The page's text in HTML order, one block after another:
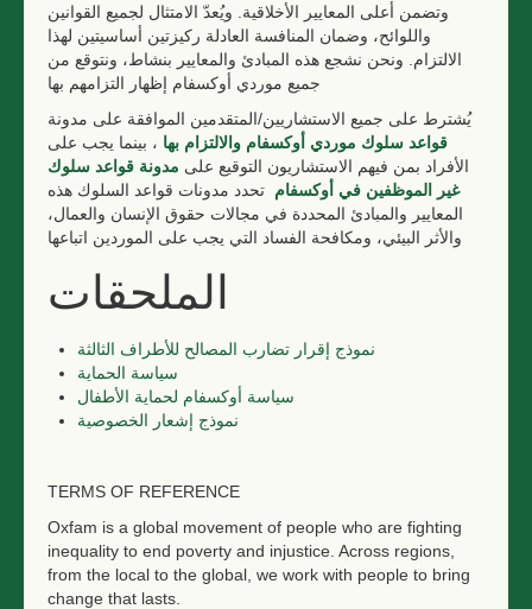
وتضمن أعلى المعايير الأخلاقية. ويُعدّ الامتثال لجميع القوانين
واللوائح، وضمان المنافسة العادلة ركيزتين أساسيتين لهذا
الالتزام. ونحن نشجع هذه المبادئ والمعايير بنشاط، ونتوقع من
جميع موردي أوكسفام إظهار التزامهم بها
يُشترط على جميع الاستشاريين/المتقدمين الموافقة على مدونة
قواعد سلوك موردي أوكسفام والالتزام بها ، بينما يجب على
الأفراد بمن فيهم الاستشاريون التوقيع على مدونة قواعد سلوك
غير الموظفين في أوكسفام تحدد مدونات قواعد السلوك هذه
المعايير والمبادئ المحددة في مجالات حقوق الإنسان والعمال،
والأثر البيئي، ومكافحة الفساد التي يجب على الموردين اتباعها
الملحقات
نموذج إقرار تضارب المصالح للأطراف الثالثة
سياسة الحماية
سياسة أوكسفام لحماية الأطفال
نموذج إشعار الخصوصية
TERMS OF REFERENCE
Oxfam is a global movement of people who are fighting
inequality to end poverty and injustice. Across regions,
from the local to the global, we work with people to bring
change that lasts.